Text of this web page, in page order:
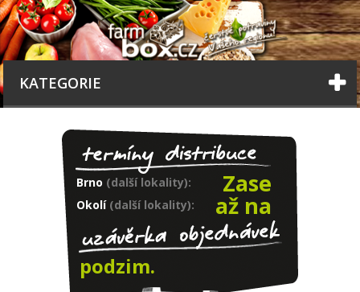
KATEGORIE
Brno (další lokality): Zase
Okolí (další lokality): až na
podzim.